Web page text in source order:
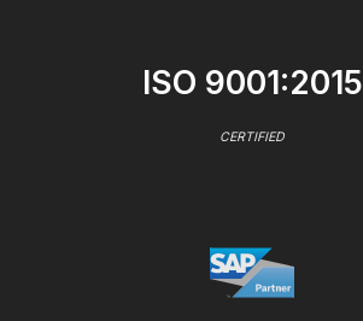
ISO 9001:2015
CERTIFIED